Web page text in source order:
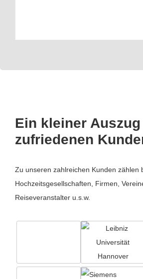
Ein kleiner
zufriedenen
Zu unseren zahlreichen Kunden zählen
Hochzeitsgesellschaften, Firmen,
Reiseveranstalter u.s.w.